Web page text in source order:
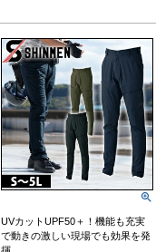
UVカットUPF50＋！機能も充実
で動きの激しい現場でも効果を発
揮